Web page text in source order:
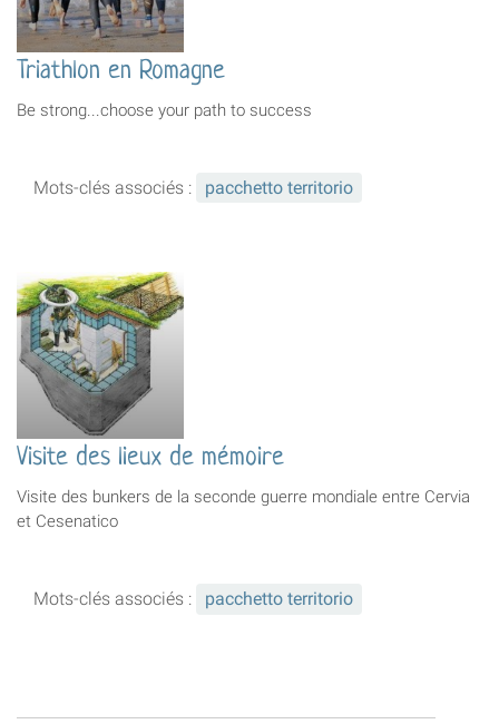
Triathlon en Romagne
Be strong...choose your path to success
Mots-clés associés : pacchetto territorio
Visite des lieux de mémoire
Visite des bunkers de la seconde guerre mondiale entre Cervia
et Cesenatico
Mots-clés associés : pacchetto territorio